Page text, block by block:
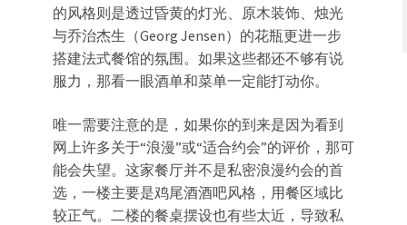
的风格则是透过昏黄的灯光、原木装饰、烛光
与乔治杰生（Georg Jensen）的花瓶更进一步
搭建法式餐馆的氛围。如果这些都还不够有说
服力，那看一眼酒单和菜单一定能打动你。
唯一需要注意的是，如果你的到来是因为看到
网上许多关于“浪漫”或“适合约会”的评价，那可
能会失望。这家餐厅并不是私密浪漫约会的首
选，一楼主要是鸡尾酒酒吧风格，用餐区域比
较正气。二楼的餐桌摆设也有些太近，导致私